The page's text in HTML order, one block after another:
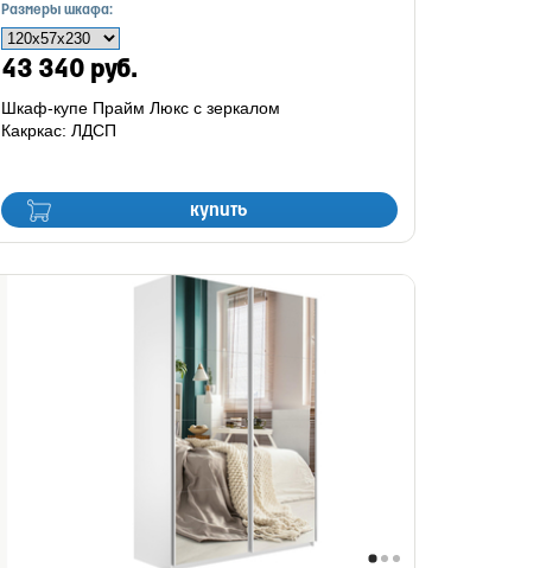
Размеры шкафа:
43 340 руб.
купить
Шкаф-купе Прайм Люкс с зеркалом
Какркас: ЛДСП